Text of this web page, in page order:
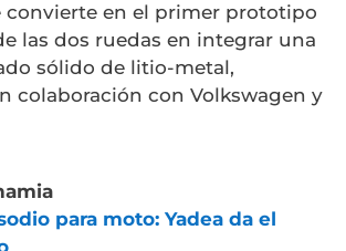
convierte en el primer prototipo
las dos ruedas en integrar una
sólido de litio-metal,
colaboración con Volkswagen y
para moto: Yadea da el